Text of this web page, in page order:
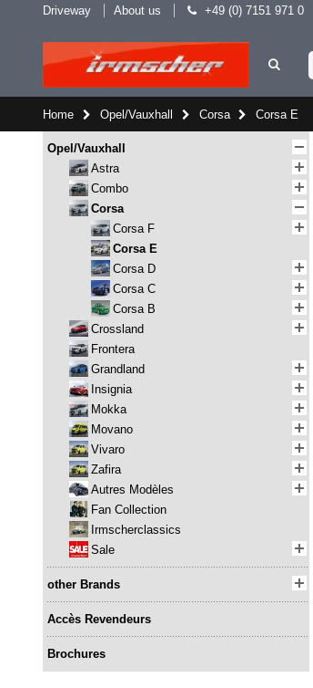
Driveway About us +49 (0) 7151 971 0
Home Opel/Vauxhall Corsa Corsa E
Opel/Vauxhall
Astra
Combo
Corsa
Corsa F
Corsa E
Corsa D
Corsa C
Corsa B
Crossland
Frontera
Grandland
Insignia
Mokka
Movano
Vivaro
Zafira
Autres Modèles
Fan Collection
Irmscherclassics
Sale
other Brands
Accès Revendeurs
Brochures